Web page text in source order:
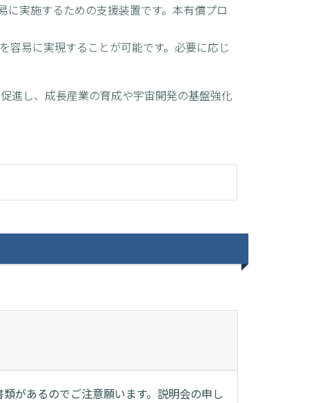
に実施するための支援装置です。本有償プロ
容易に実現することが可能です。必要に応じ
進し、成長産業の育成や宇宙開発の基盤強化
があるのでご注意願います。説明会の申し